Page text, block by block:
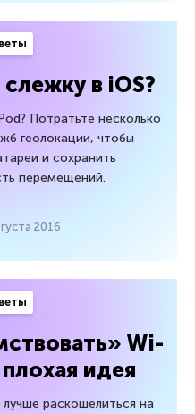
в iOS?
Потратьте несколько
геолокации, чтобы
и сохранить
перемещений.
2016
Wi-
идея
раскошелиться на